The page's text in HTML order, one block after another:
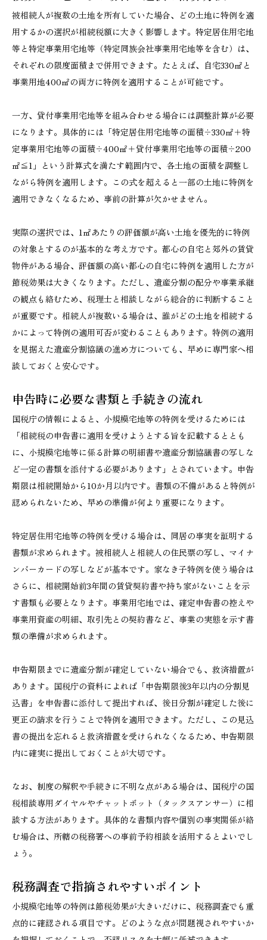
被相続人が複数の土地を所有していた場合、どの土地に特例を適
用するかの選択が相続税額に大きく影響します。特定居住用宅地
等と特定事業用宅地等（特定同族会社事業用宅地等を含む）は、
それぞれの限度面積まで併用できます。たとえば、自宅330㎡と
事業用地400㎡の両方に特例を適用することが可能です。
一方、貸付事業用宅地等を組み合わせる場合には調整計算が必要
になります。具体的には「特定居住用宅地等の面積÷330㎡＋特
定事業用宅地等の面積÷400㎡＋貸付事業用宅地等の面積÷200
㎡≦1」という計算式を満たす範囲内で、各土地の面積を調整し
ながら特例を適用します。この式を超えると一部の土地に特例を
適用できなくなるため、事前の計算が欠かせません。
実際の選択では、1㎡あたりの評価額が高い土地を優先的に特例
の対象とするのが基本的な考え方です。都心の自宅と郊外の賃貸
物件がある場合、評価額の高い都心の自宅に特例を適用した方が
節税効果は大きくなります。ただし、遺産分割の配分や事業承継
の観点も絡むため、税理士と相談しながら総合的に判断すること
が重要です。相続人が複数いる場合は、誰がどの土地を相続する
かによって特例の適用可否が変わることもあります。特例の適用
を見据えた遺産分割協議の進め方についても、早めに専門家へ相
談しておくと安心です。
申告時に必要な書類と手続きの流れ
国税庁の情報によると、小規模宅地等の特例を受けるためには
「相続税の申告書に適用を受けようとする旨を記載するととも
に、小規模宅地等に係る計算の明細書や遺産分割協議書の写しな
ど一定の書類を添付する必要があります」とされています。申告
期限は相続開始から10か月以内です。書類の不備があると特例が
認められないため、早めの準備が何より重要になります。
特定居住用宅地等の特例を受ける場合は、同居の事実を証明する
書類が求められます。被相続人と相続人の住民票の写し、マイナ
ンバーカードの写しなどが基本です。家なき子特例を使う場合は
さらに、相続開始前3年間の賃貸契約書や持ち家がないことを示
す書類も必要となります。事業用宅地では、確定申告書の控えや
事業用資産の明細、取引先との契約書など、事業の実態を示す書
類の準備が求められます。
申告期限までに遺産分割が確定していない場合でも、救済措置が
あります。国税庁の資料によれば「申告期限後3年以内の分割見
込書」を申告書に添付して提出すれば、後日分割が確定した後に
更正の請求を行うことで特例を適用できます。ただし、この見込
書の提出を忘れると救済措置を受けられなくなるため、申告期限
内に確実に提出しておくことが大切です。
なお、制度の解釈や手続きに不明な点がある場合は、国税庁の国
税相談専用ダイヤルやチャットボット（タックスアンサー）に相
談する方法があります。具体的な書類内容や個別の事実関係が絡
む場合は、所轄の税務署への事前予約相談を活用するとよいでし
ょう。
税務調査で指摘されやすいポイント
小規模宅地等の特例は節税効果が大きいだけに、税務調査でも重
点的に確認される項目です。どのような点が問題視されやすいか